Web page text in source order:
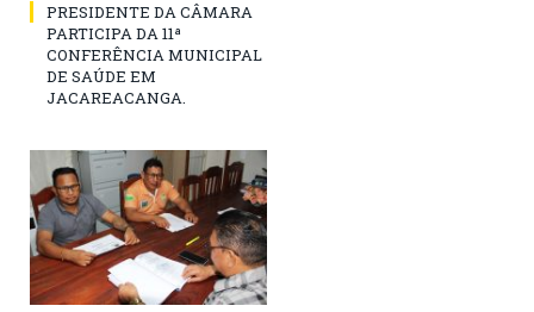
PRESIDENTE DA CÂMARA
PARTICIPA DA 11ª
CONFERÊNCIA MUNICIPAL
DE SAÚDE EM
JACAREACANGA.